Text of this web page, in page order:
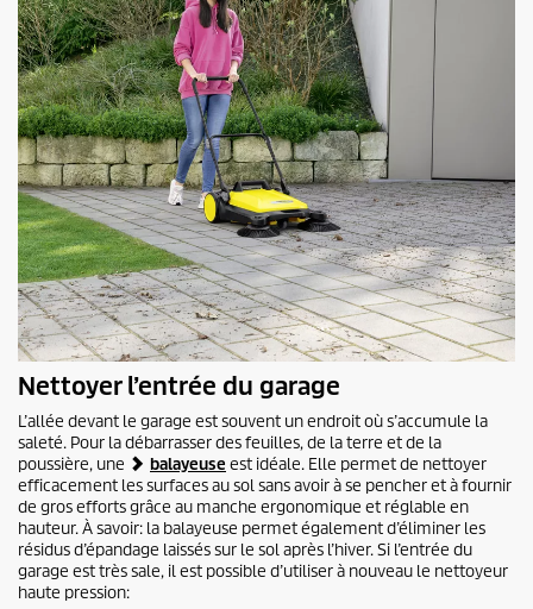
Nettoyer l’entrée du garage
L’allée devant le garage est souvent un endroit où s’accumule la
saleté. Pour la débarrasser des feuilles, de la terre et de la
poussière, une
balayeuse est idéale. Elle permet de nettoyer
efficacement les surfaces au sol sans avoir à se pencher et à fournir
de gros efforts grâce au manche ergonomique et réglable en
hauteur. À savoir: la balayeuse permet également d’éliminer les
résidus d’épandage laissés sur le sol après l’hiver. Si l’entrée du
garage est très sale, il est possible d’utiliser à nouveau le nettoyeur
haute pression: